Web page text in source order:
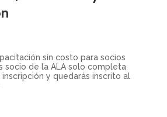
sin costo para socios
socio de la ALA solo completa
y quedarás inscrito al